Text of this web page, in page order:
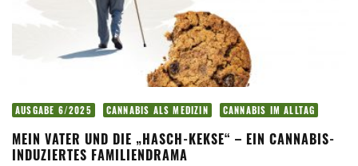
AUSGABE 6/2025 CANNABIS ALS MEDIZIN CANNABIS IM ALLTAG
MEIN VATER UND DIE „HASCH-KEKSE“ – EIN CANNABIS-
INDUZIERTES FAMILIENDRAMA